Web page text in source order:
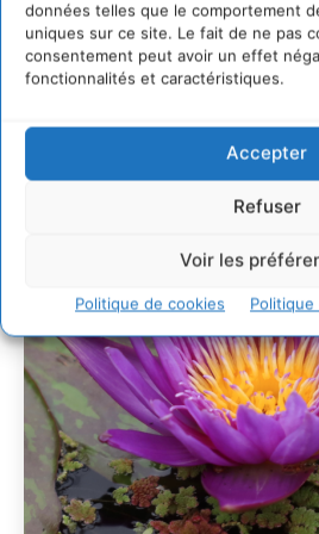
données telles que le comportement
uniques sur ce site. Le fait de ne pas
consentement peut avoir un effet
fonctionnalités et caractéristiques.
Accepter
Refuser
Voir les
Politique de cookies
L’éco-anxiété informe et l’éco-
28 juillet 2026
7 indicateurs pour des villes
adaptées au changement